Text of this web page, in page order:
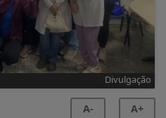
Divulgação
A- A+